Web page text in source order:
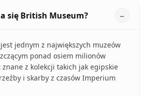
się British Museum?
jednym z największych muzeów
ponad osiem milionów
znane z kolekcji takich jak egipskie
i skarby z czasów Imperium